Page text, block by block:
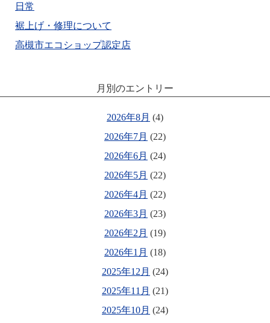
日常
裾上げ・修理について
高槻市エコショップ認定店
月別のエントリー
2026年8月 (4)
2026年7月 (22)
2026年6月 (24)
2026年5月 (22)
2026年4月 (22)
2026年3月 (23)
2026年2月 (19)
2026年1月 (18)
2025年12月 (24)
2025年11月 (21)
2025年10月 (24)